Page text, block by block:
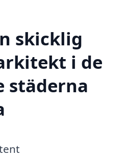
skicklig
i de
städerna